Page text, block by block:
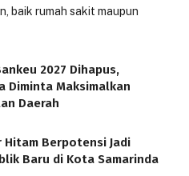
baik rumah sakit maupun
2027 Dihapus,
Diminta Maksimalkan
Daerah
Hitam Berpotensi Jadi
Baru di Kota Samarinda